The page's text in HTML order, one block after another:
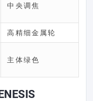
中央调焦
高精细金属轮
主体绿色